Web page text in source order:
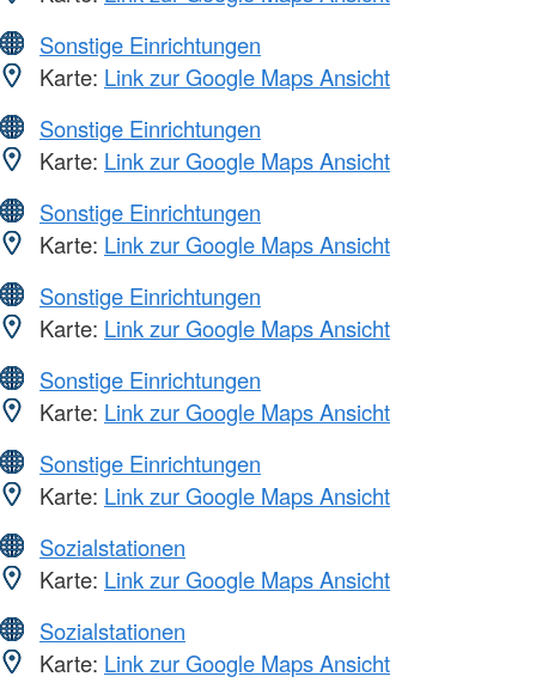
Sonstige Einrichtungen
Karte: Link zur Google Maps Ansicht
Sonstige Einrichtungen
Karte: Link zur Google Maps Ansicht
Sonstige Einrichtungen
Karte: Link zur Google Maps Ansicht
Sonstige Einrichtungen
Karte: Link zur Google Maps Ansicht
Sonstige Einrichtungen
Karte: Link zur Google Maps Ansicht
Sonstige Einrichtungen
Karte: Link zur Google Maps Ansicht
Sozialstationen
Karte: Link zur Google Maps Ansicht
Sozialstationen
Karte: Link zur Google Maps Ansicht